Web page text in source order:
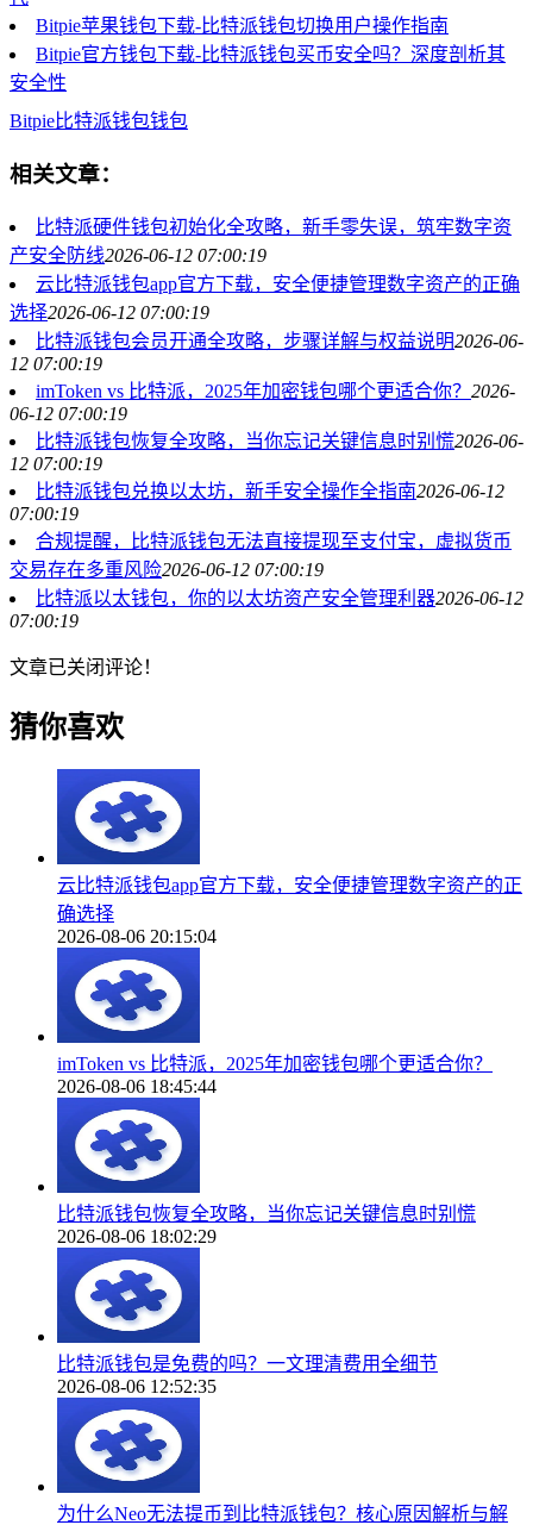
Bitpie苹果钱包下载-比特派钱包切换用户操作指南
Bitpie官方钱包下载-比特派钱包买币安全吗？深度剖析其
安全性
Bitpie比特派钱包钱包
相关文章：
比特派硬件钱包初始化全攻略，新手零失误，筑牢数字资
产安全防线2026-06-12 07:00:19
云比特派钱包app官方下载，安全便捷管理数字资产的正确
选择2026-06-12 07:00:19
比特派钱包会员开通全攻略，步骤详解与权益说明2026-06-
12 07:00:19
imToken vs 比特派，2025年加密钱包哪个更适合你？ 2026-
06-12 07:00:19
比特派钱包恢复全攻略，当你忘记关键信息时别慌2026-06-
12 07:00:19
比特派钱包兑换以太坊，新手安全操作全指南2026-06-12
07:00:19
合规提醒，比特派钱包无法直接提现至支付宝，虚拟货币
交易存在多重风险2026-06-12 07:00:19
比特派以太钱包，你的以太坊资产安全管理利器2026-06-12
07:00:19
文章已关闭评论！
猜你喜欢
云比特派钱包app官方下载，安全便捷管理数字资产的正
确选择
2026-08-06 20:15:04
imToken vs 比特派，2025年加密钱包哪个更适合你？
2026-08-06 18:45:44
比特派钱包恢复全攻略，当你忘记关键信息时别慌
2026-08-06 18:02:29
比特派钱包是免费的吗？一文理清费用全细节
2026-08-06 12:52:35
为什么Neo无法提币到比特派钱包？核心原因解析与解